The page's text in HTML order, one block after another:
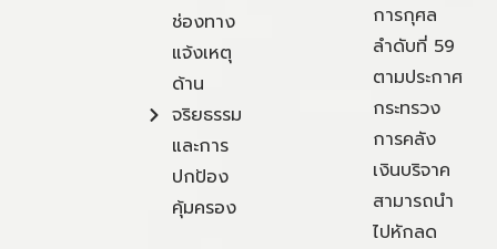
ช่องทาง
แจ้งเหตุ
ด้าน
จริยธรรม
และการ
ปกป้อง
คุ้มครอง
การกุศล
ลำดับที่ 59
ตามประกาศ
กระทรวง
การคลัง
เงินบริจาค
สามารถนำ
ไปหักลด